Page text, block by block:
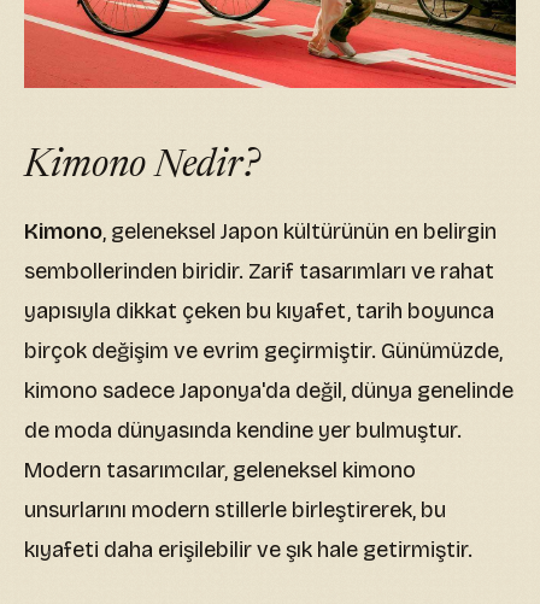
Kimono Nedir?
Kimono, geleneksel Japon kültürünün en belirgin
sembollerinden biridir. Zarif tasarımları ve rahat
yapısıyla dikkat çeken bu kıyafet, tarih boyunca
birçok değişim ve evrim geçirmiştir. Günümüzde,
kimono sadece Japonya'da değil, dünya genelinde
de moda dünyasında kendine yer bulmuştur.
Modern tasarımcılar, geleneksel kimono
unsurlarını modern stillerle birleştirerek, bu
kıyafeti daha erişilebilir ve şık hale getirmiştir.